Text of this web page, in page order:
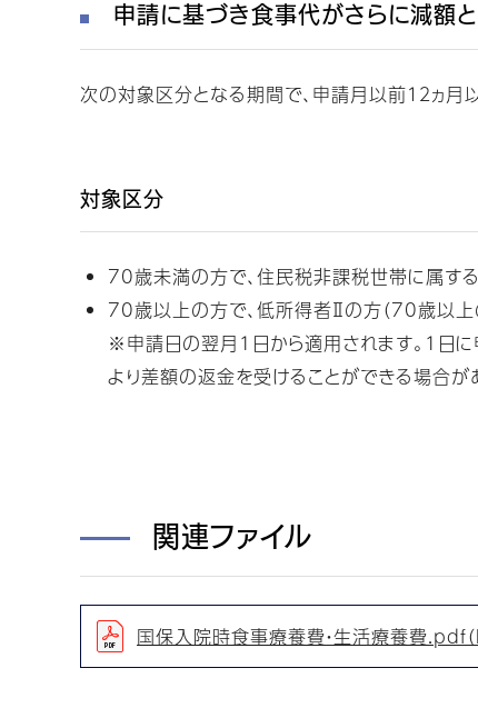
申請に基づき食事代がさらに減額
次の対象区分となる期間で、申請月以前１２ヵ
対象区分
70歳未満の方で、住民税非課税世帯に属す
70歳以上の方で、低所得者Ⅱの方（70歳以
※申請日の翌月1日から適用されます。1日に
より差額の返金を受けることができる場合が
関連ファイル
国保入院時食事療養費・生活療養費.pdf（